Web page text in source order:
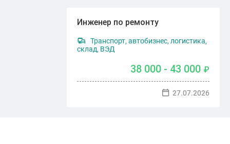
Инженер по ремонту
Транспорт, автобизнес, логистика,
склад, ВЭД
38 000 - 43 000 ₽
27.07.2026